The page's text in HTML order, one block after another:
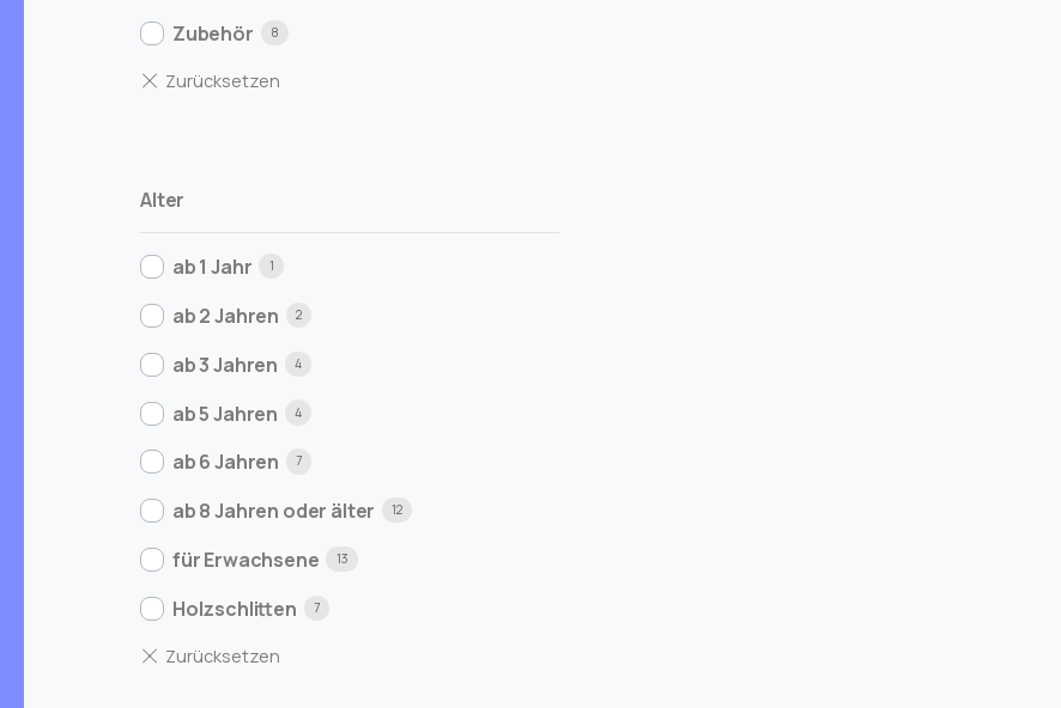
Zubehör 8
Alter
ab 1 Jahr 1
ab 2 Jahren 2
ab 3 Jahren 4
ab 5 Jahren 4
ab 6 Jahren 7
ab 8 Jahren oder älter 12
für Erwachsene 13
Holzschlitten 7